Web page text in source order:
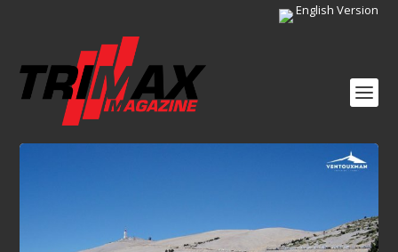
English Version